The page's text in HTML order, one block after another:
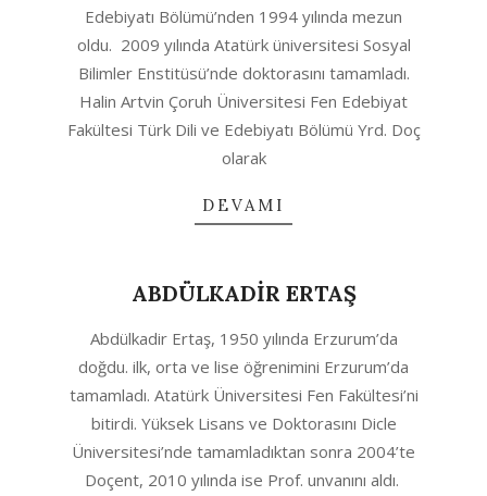
Edebiyatı Bölümü’nden 1994 yılında mezun
oldu. 2009 yılında Atatürk üniversitesi Sosyal
Bilimler Enstitüsü’nde doktorasını tamamladı.
Halin Artvin Çoruh Üniversitesi Fen Edebiyat
Fakültesi Türk Dili ve Edebiyatı Bölümü Yrd. Doç
olarak
DEVAMI
ABDÜLKADİR ERTAŞ
06
Abdülkadir Ertaş, 1950 yılında Erzurum’da
doğdu. ilk, orta ve lise öğrenimini Erzurum’da
tamamladı. Atatürk Üniversitesi Fen Fakültesi’ni
bitirdi. Yüksek Lisans ve Doktorasını Dicle
Üniversitesi’nde tamamladıktan sonra 2004’te
Doçent, 2010 yılında ise Prof. unvanını aldı.